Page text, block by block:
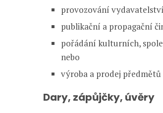
provozování
publikační a propagační
pořádání kulturních,
nebo
výroba a prodej
Dary, zápůjčky, úvěry